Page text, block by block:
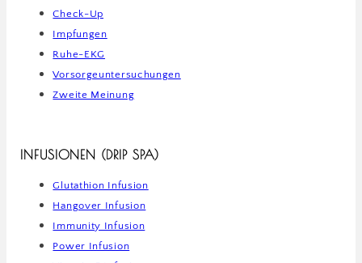
Check-Up
Impfungen
Ruhe-EKG
Vorsorgeuntersuchungen
Zweite Meinung
INFUSIONEN (DRIP SPA)
Glutathion Infusion
Hangover Infusion
Immunity Infusion
Power Infusion